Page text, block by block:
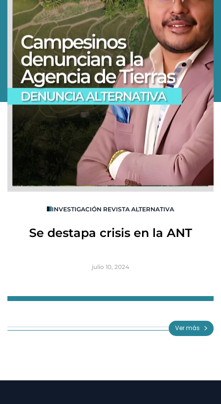
INVESTIGACIÓN REVISTA ALTERNATIVA
Se destapa crisis en la ANT
julio 10, 2024
3
Ver más